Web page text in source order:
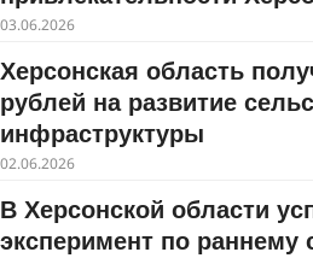
03.06.2026
Херсонская область
рублей на развитие
инфраструктуры
02.06.2026
В Херсонской области
эксперимент по раннему